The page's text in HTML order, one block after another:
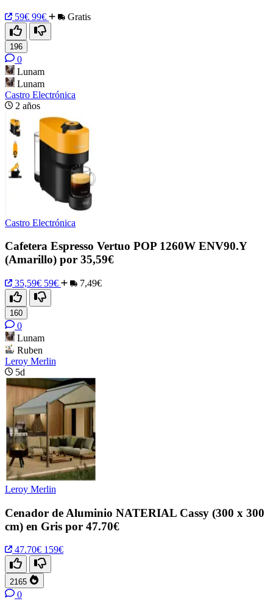
59€ 99€ Gratis
196
0
Lunam
Lunam
Castro Electrónica
2 años
Castro Electrónica
Cafetera Espresso Vertuo POP 1260W ENV90.Y
(Amarillo) por 35,59€
35,59€ 59€ 7,49€
160
0
Lunam
Ruben
Leroy Merlin
5d
Leroy Merlin
Cenador de Aluminio NATERIAL Cassy (300 x 300
cm) en Gris por 47.70€
47.70€ 159€
2165
0